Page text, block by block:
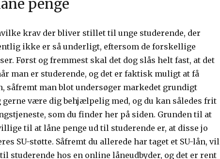
penge
krav der bliver stillet til unge studerende, der
ikke er så underligt, eftersom de forskellige
Først og fremmest skal det dog slås helt fast, at det
man er studerende, og det er faktisk muligt at få
man blot undersøger markedet grundigt
være dig behjælpelig med, og du kan således frit
som du finder her på siden. Grunden til at
til at låne penge ud til studerende er, at disse jo
SU-støtte. Såfremt du allerede har taget et SU-lån, vil
studerende hos en online låneudbyder, og det er rent